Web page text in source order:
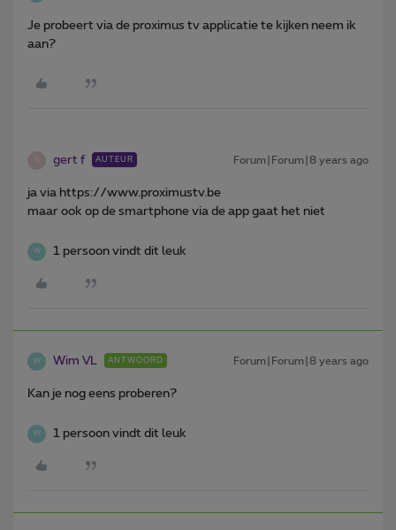
Je probeert via de proximus tv applicatie te kijken neem ik
aan?
gert f AUTEUR Forum|Forum|8 years ago
ja via https://www.proximustv.be
maar ook op de smartphone via de app gaat het niet
W 1 persoon vindt dit leuk
W Wim VL ANTWOORD Forum|Forum|8 years ago
Kan je nog eens proberen?
W 1 persoon vindt dit leuk